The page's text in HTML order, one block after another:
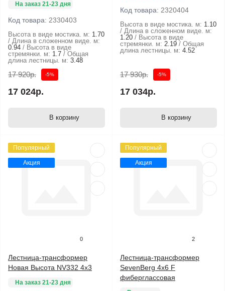
На заказ 21-23 дня
Код товара: 2330403
Высота в виде мостика. м: 1.70
Длина в сложенном виде. м:
0.94
Высота в виде
стремянки. м: 1.7
Общая
длина лестницы. м: 3.48
17 920р. -5%
17 024р.
В корзину
Код товара: 2320404
Высота в виде мостика. м: 1.10
Длина в сложенном виде. м:
1.20
Высота в виде
стремянки. м: 2.19
Общая
длина лестницы. м: 4.52
17 930р. -5%
17 034р.
В корзину
Популярный
Акция
0
Лестница-трансформер
Новая Высота NV332 4x3
На заказ 21-23 дня
Популярный
Акция
2
Лестница-трансформер
SevenBerg 4х6 F
фиберглассовая